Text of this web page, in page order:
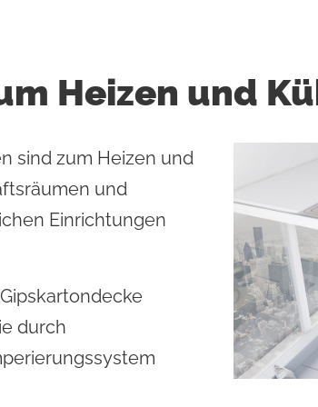
Heizen und
sind zum Heizen und
und
Einrichtungen
durch